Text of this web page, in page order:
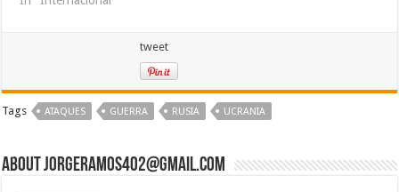
tweet
Tags ATAQUES GUERRA RUSIA UCRANIA
About jorgeramos402@gmail.com